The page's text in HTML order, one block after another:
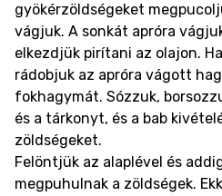
gyökérzöldségeket
vágjuk. A sonkát apróra
elkezdjük pirítani az olajon.
rádobjuk az apróra vágott
fokhagymát. Sózzuk,
és a tárkonyt, és a bab
zöldségeket.
Felöntjük az alaplével és
megpuhulnak a zöldségek.